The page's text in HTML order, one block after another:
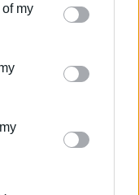
one or more
store information
deny consent to
your data for
of my
από το
στις